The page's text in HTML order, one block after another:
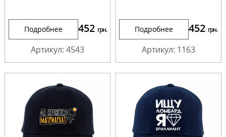
Подробнее 452 грн.
Артикул: 4543
Подробнее 452 грн.
Артикул: 1163